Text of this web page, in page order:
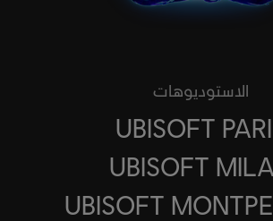
الاستوديوهات
UBISOFT
UBISOFT
UBISOFT